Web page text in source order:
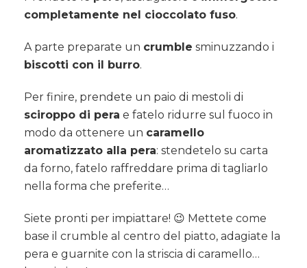
completamente nel cioccolato fuso.
A parte preparate un crumble sminuzzando i
biscotti con il burro.
Per finire, prendete un paio di mestoli di
sciroppo di pera e fatelo ridurre sul fuoco in
modo da ottenere un caramello
aromatizzato alla pera: stendetelo su carta
da forno, fatelo raffreddare prima di tagliarlo
nella forma che preferite…
Siete pronti per impiattare! 😉 Mettete come
base il crumble al centro del piatto, adagiate la
pera e guarnite con la striscia di caramello…